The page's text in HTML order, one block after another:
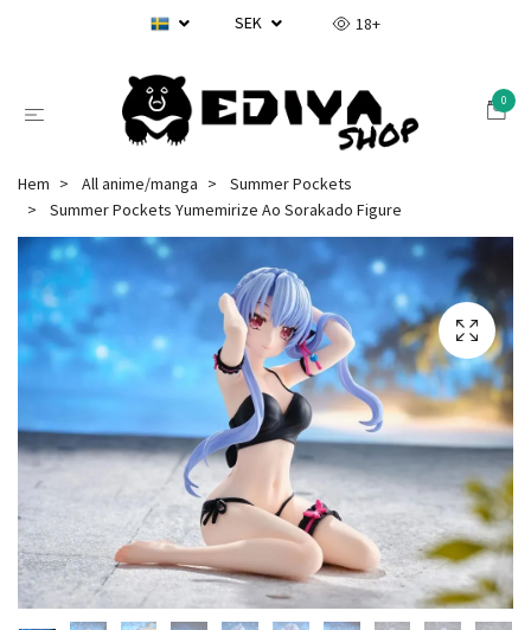
SEK 18+
0
Hem All anime/manga
Summer Pockets
Summer Pockets Yumemirize Ao Sorakado Figure